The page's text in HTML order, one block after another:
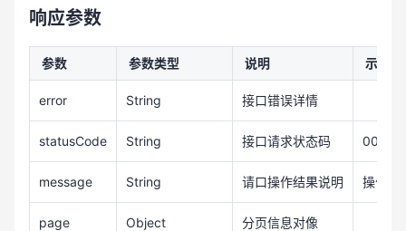
响应参数
参数 参数类型 说明 示例
error String 接口错误详情
statusCode String 接口请求状态码 00000
message String 请口操作结果说明 操作成
page Object 分页信息对像